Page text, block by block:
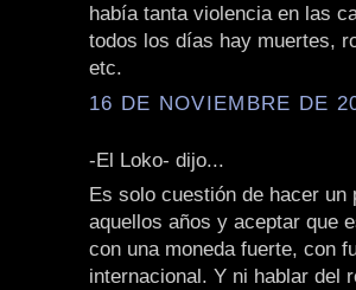
había tanta violencia en las
todos los días hay muertes,
etc.
16 DE NOVIEMBRE DE
-El Loko- dijo...
Es solo cuestión de hacer
aquellos años y aceptar que
con una moneda fuerte, con
internacional. Y ni hablar del